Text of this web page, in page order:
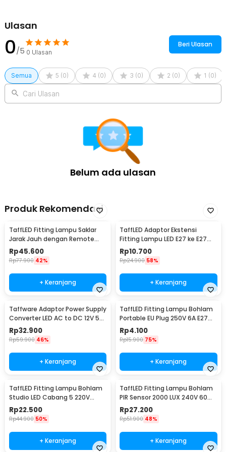
Ulasan
0/5 0 Ulasan
Beri Ulasan
Semua 5 (0) 4 (0) 3 (0) 2 (0) 1 (0)
Cari Ulasan
Belum ada ulasan
Produk Rekomendasi
TaffLED Fitting Lampu Saklar
Jarak Jauh dengan Remote
Control 220V E27 - GN-680
Rp45.600
Rp77.900 42%
+ Keranjang
TaffLED Adaptor Ekstensi
Fitting Lampu LED E27 ke E27
19.5cm 1 PCS - HF-400
Rp10.700
Rp24.900 58%
+ Keranjang
Taffware Adaptor Power Supply
Converter LED AC to DC 12V 5A
60W - 1250
Rp32.900
Rp59.900 46%
+ Keranjang
TaffLED Fitting Lampu Bohlam
Portable EU Plug 250V 6A E27
with Switch - HF-100
Rp4.100
Rp15.900 75%
+ Keranjang
TaffLED Fitting Lampu Bohlam
Studio LED Cabang 5 220V
100W E27 - HU-500
Rp22.500
Rp44.900 50%
+ Keranjang
TaffLED Fitting Lampu Bohlam
PIR Sensor 2000 LUX 240V 60W
E27 - SP-150
Rp27.200
Rp51.900 48%
+ Keranjang